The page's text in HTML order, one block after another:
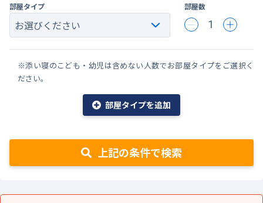
部屋タイプ 部屋数
1
※添い寝のこども・幼児は含めない人数でお部屋タイプをご選択く
ださい。
部屋タイプを追加
上記の条件で検索